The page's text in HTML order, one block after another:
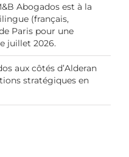
Abogados est à la
(français,
Paris pour une
juillet 2026.
aux côtés d’Alderan
stratégiques en